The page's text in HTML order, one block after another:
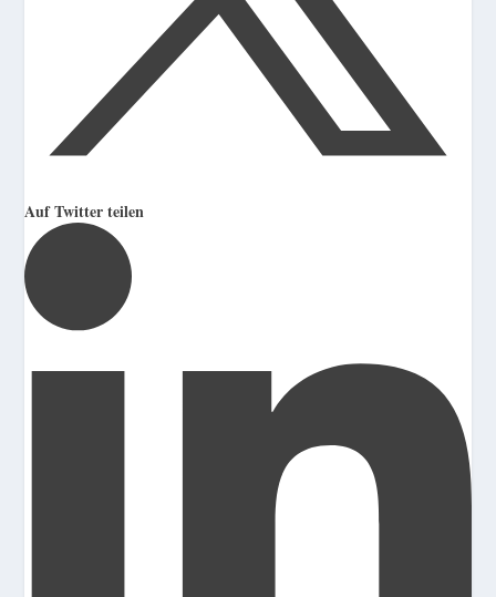
Auf Twitter teilen